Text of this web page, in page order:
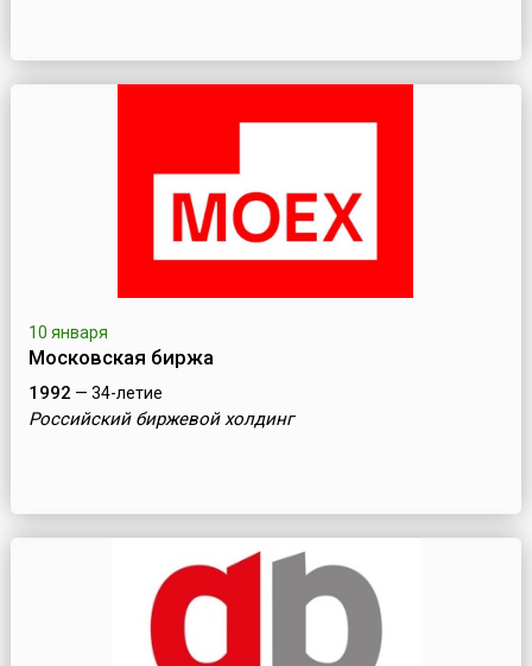
10 января
Московская биржа
1992 — 34-летие
Российский биржевой холдинг